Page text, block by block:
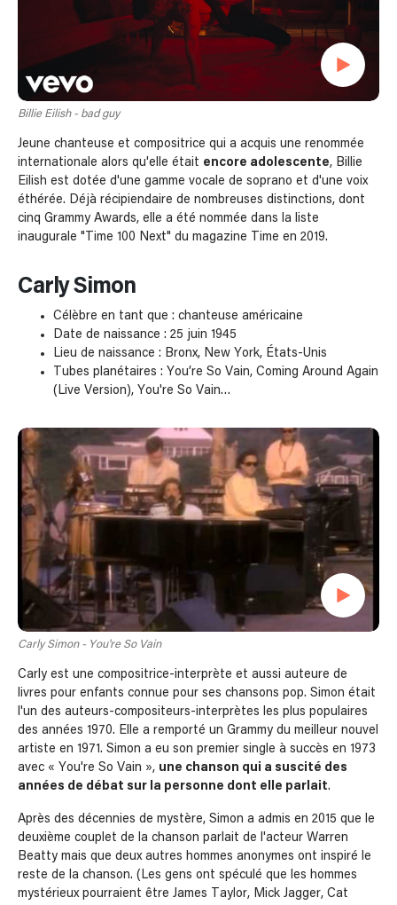
Billie Eilish - bad guy
Jeune chanteuse et compositrice qui a acquis une renommée
internationale alors qu'elle était encore adolescente, Billie
Eilish est dotée d'une gamme vocale de soprano et d'une voix
éthérée. Déjà récipiendaire de nombreuses distinctions, dont
cinq Grammy Awards, elle a été nommée dans la liste
inaugurale "Time 100 Next" du magazine Time en 2019.
Carly Simon
Célèbre en tant que : chanteuse américaine
Date de naissance : 25 juin 1945
Lieu de naissance : Bronx, New York, États-Unis
Tubes planétaires : You’re So Vain, Coming Around Again
(Live Version), You're So Vain…
Carly Simon - You're So Vain
Carly est une compositrice-interprète et aussi auteure de
livres pour enfants connue pour ses chansons pop. Simon était
l'un des auteurs-compositeurs-interprètes les plus populaires
des années 1970. Elle a remporté un Grammy du meilleur nouvel
artiste en 1971. Simon a eu son premier single à succès en 1973
avec « You're So Vain », une chanson qui a suscité des
années de débat sur la personne dont elle parlait.
Après des décennies de mystère, Simon a admis en 2015 que le
deuxième couplet de la chanson parlait de l'acteur Warren
Beatty mais que deux autres hommes anonymes ont inspiré le
reste de la chanson. (Les gens ont spéculé que les hommes
mystérieux pourraient être James Taylor, Mick Jagger, Cat